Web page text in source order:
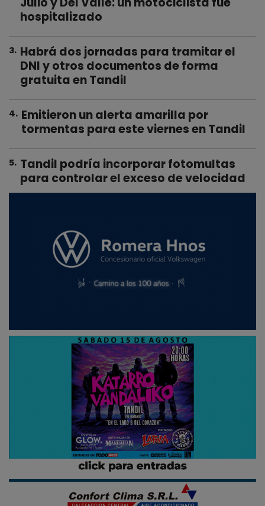
hospitalizado
3. Habrá dos jornadas para tramitar el
DNI y otros documentos de forma
gratuita en Tandil
4. Emitieron un alerta amarilla por
tormentas para este viernes en Tandil
5. Tandil podría incorporar fotomultas
para controlar el exceso de velocidad